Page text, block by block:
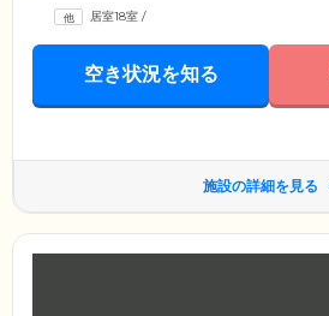
居室18室 /
空き状況を知る
施設の詳細を見る